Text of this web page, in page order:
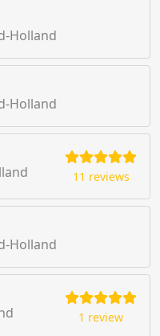
Holland
Holland
11 reviews
Holland
1 review